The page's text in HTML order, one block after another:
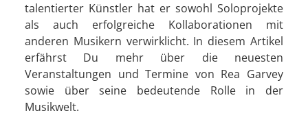
talentierter Künstler hat er sowohl Soloprojekte
als auch erfolgreiche Kollaborationen mit
anderen Musikern verwirklicht. In diesem Artikel
erfährst Du mehr über die neuesten
Veranstaltungen und Termine von Rea Garvey
sowie über seine bedeutende Rolle in der
Musikwelt.